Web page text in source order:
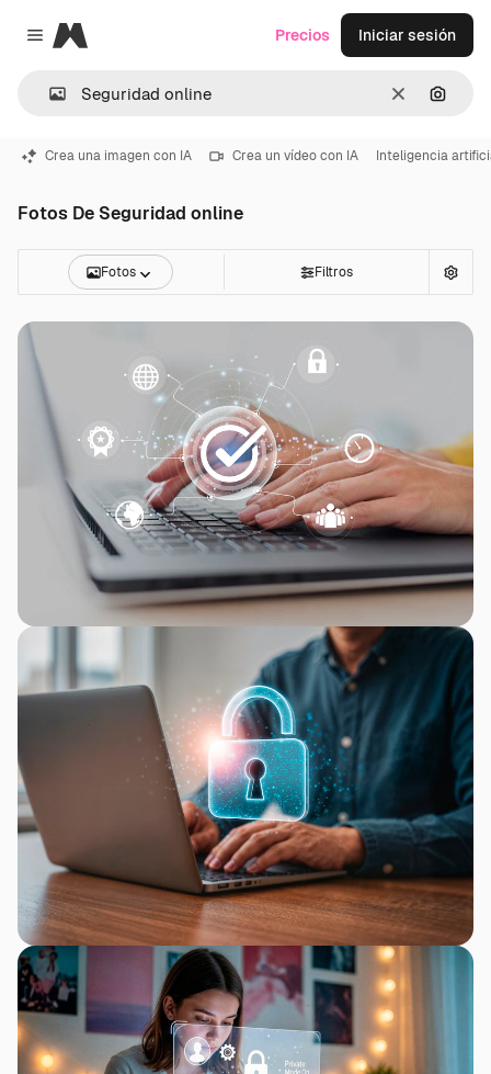
Close menu
Magnific
Borrar
Precios Iniciar sesión
Crea una imagen con IA Crea un vídeo con IA Inteligencia
Fotos De Seguridad online
Fotos Filtros